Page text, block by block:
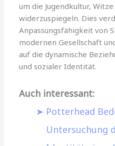
um die Jugendkultur,
widerzuspiegeln. Dies
Anpassungsfähigkeit von
modernen Gesellschaft
auf die dynamische
und sozialer Identität.
Auch interessant:
Potterhead
Untersuchung